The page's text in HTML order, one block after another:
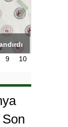
9 10